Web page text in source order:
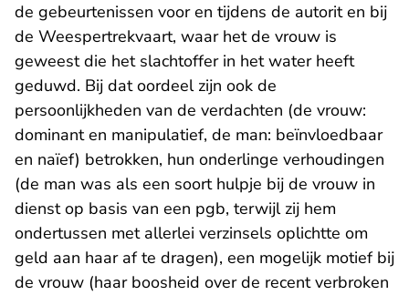
de gebeurtenissen voor en tijdens de autorit en bij
de Weespertrekvaart, waar het de vrouw is
geweest die het slachtoffer in het water heeft
geduwd. Bij dat oordeel zijn ook de
persoonlijkheden van de verdachten (de vrouw:
dominant en manipulatief, de man: beïnvloedbaar
en naïef) betrokken, hun onderlinge verhoudingen
(de man was als een soort hulpje bij de vrouw in
dienst op basis van een pgb, terwijl zij hem
ondertussen met allerlei verzinsels oplichtte om
geld aan haar af te dragen), een mogelijk motief bij
de vrouw (haar boosheid over de recent verbroken